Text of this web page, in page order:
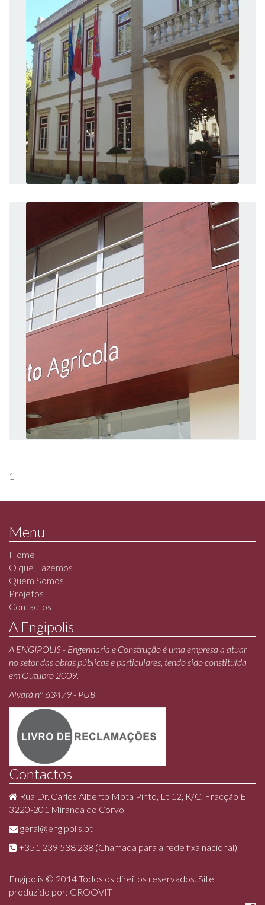
1
Menu
Home
O que Fazemos
Quem Somos
Projetos
Contactos
A Engipolis
A ENGIPOLIS - Engenharia e Construção é uma empresa a atuar
no setor das obras públicas e particulares, tendo sido constituída
em Outubro 2009.
Alvará nº 63479 - PUB
Contactos
Rua Dr. Carlos Alberto Mota Pinto, Lt 12, R/C, Fracção E
3220-201 Miranda do Corvo
geral@engipolis.pt
+351 239 538 238 (Chamada para a rede fixa nacional)
Engipolis © 2014 Todos os direitos reservados. Site
produzido por: GROOVIT